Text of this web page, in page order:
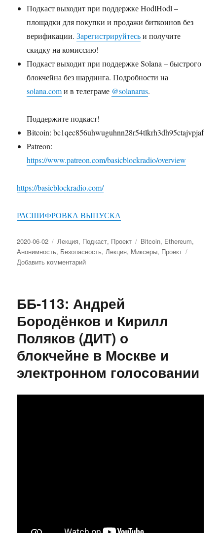
Подкаст выходит при поддержке HodlHodl –
площадки для покупки и продажи биткоинов без
верификации. Зарегистрируйтесь и получите
скидку на комиссию!
Подкаст выходит при поддержке Solana – быстрого
блокчейна без шардинга. Подробности на
solana.com и в телеграме @solanarus.
Поддержите подкаст!
Bitcoin: bc1qec856uhwuguhnn28r54tlkrh3dh95ctajvpjaf
Patreon:
https://www.patreon.com/basicblockradio/overview
https://basicblockradio.com/
РАСШИФРОВКА ВЫПУСКА
Опубликовано
2020-06-02 Рубрики
Лекция, Подкаст, Проект Метки
Bitcoin, Ethereum,
Анонимность, Безопасность,Лекция, Миксеры, Проект
Добавить комментарий
Сторм,
Роман
Семенов
и
Алексей
Перцев
о
блокчейн-
ББ-113: Андрей
Бородёнков и Кирилл
Поляков (ДИТ) о
блокчейне в Москве и
электронном голосовании